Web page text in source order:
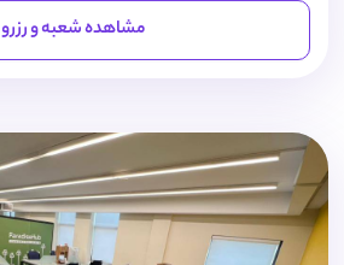
مشاهده شعبه و رزرو